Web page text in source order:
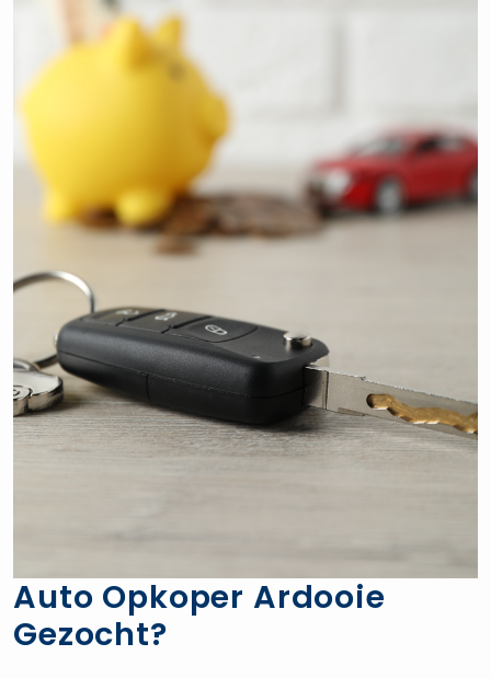
Auto Opkoper Ardooie
Gezocht?